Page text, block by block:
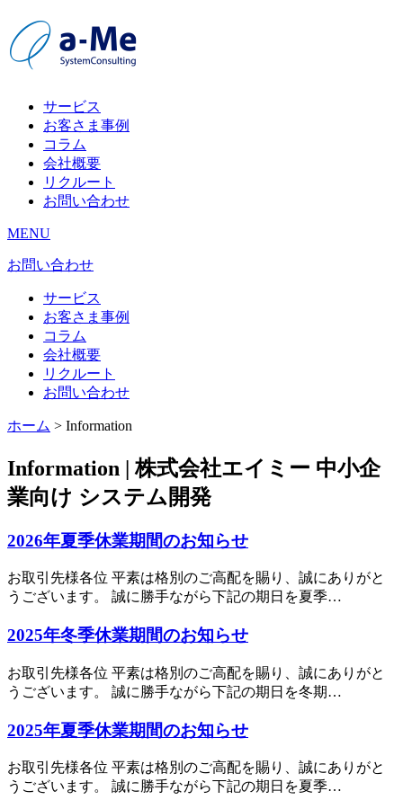
サービス
お客さま事例
コラム
会社概要
リクルート
お問い合わせ
MENU
お問い合わせ
サービス
お客さま事例
コラム
会社概要
リクルート
お問い合わせ
ホーム > Information
Information | 株式会社エイミー 中小企
業向け システム開発
2026年夏季休業期間のお知らせ
お取引先様各位 平素は格別のご高配を賜り、誠にありがと
うございます。 誠に勝手ながら下記の期日を夏季…
2025年冬季休業期間のお知らせ
お取引先様各位 平素は格別のご高配を賜り、誠にありがと
うございます。 誠に勝手ながら下記の期日を冬期…
2025年夏季休業期間のお知らせ
お取引先様各位 平素は格別のご高配を賜り、誠にありがと
うございます。 誠に勝手ながら下記の期日を夏季…